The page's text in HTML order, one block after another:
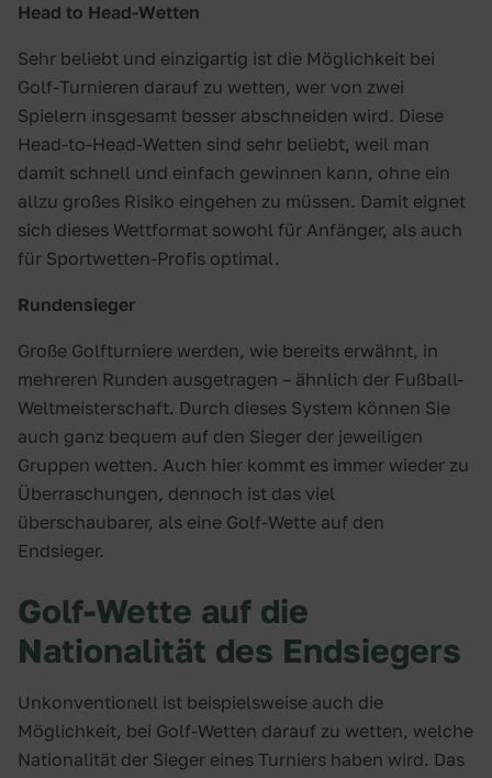
Head to Head-Wetten
Sehr beliebt und einzigartig ist die Möglichkeit bei
Golf-Turnieren darauf zu wetten, wer von zwei
Spielern insgesamt besser abschneiden wird. Diese
Head-to-Head-Wetten sind sehr beliebt, weil man
damit schnell und einfach gewinnen kann, ohne ein
allzu großes Risiko eingehen zu müssen. Damit eignet
sich dieses Wettformat sowohl für Anfänger, als auch
für Sportwetten-Profis optimal.
Rundensieger
Große Golfturniere werden, wie bereits erwähnt, in
mehreren Runden ausgetragen – ähnlich der Fußball-
Weltmeisterschaft. Durch dieses System können Sie
auch ganz bequem auf den Sieger der jeweiligen
Gruppen wetten. Auch hier kommt es immer wieder zu
Überraschungen, dennoch ist das viel
überschaubarer, als eine Golf-Wette auf den
Endsieger.
Golf-Wette auf die
Nationalität des Endsiegers
Unkonventionell ist beispielsweise auch die
Möglichkeit, bei Golf-Wetten darauf zu wetten, welche
Nationalität der Sieger eines Turniers haben wird. Das